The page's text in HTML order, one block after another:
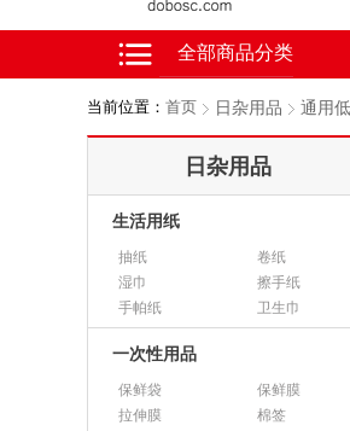
全部商品分类
当前位置： 首页 日杂用品 通用
日杂用品
生活用纸
抽纸
卷纸
湿巾
擦手纸
手帕纸
卫生巾
一次性用品
保鲜袋
保鲜膜
拉伸膜
棉签